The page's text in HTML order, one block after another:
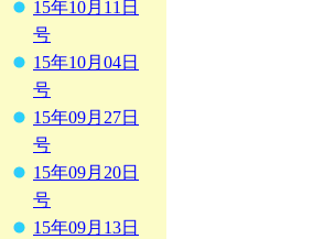
15年10月11日
号
15年10月04日
号
15年09月27日
号
15年09月20日
号
15年09月13日